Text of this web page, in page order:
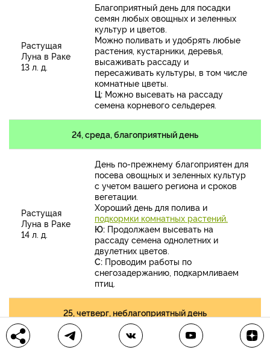
Растущая
Луна в Раке
13 л. д.
Благоприятный день для посадки
семян любых овощных и зеленных
культур и цветов.
Можно поливать и удобрять любые
растения, кустарники, деревья,
высаживать рассаду и
пересаживать культуры, в том числе
комнатные цветы.
Ц: Можно высевать на рассаду
семена корневого сельдерея.
24, среда, благоприятный день
Растущая
Луна в Раке
14 л. д.
День по-прежнему благоприятен для
посева овощных и зеленных культур
с учетом вашего региона и сроков
вегетации.
Хороший день для полива и
подкормки комнатных растений.
Ю: Продолжаем высевать на
рассаду семена однолетних и
двулетних цветов.
С: Проводим работы по
снегозадержанию, подкармливаем
птиц.
25, четверг, неблагоприятный день
Сеять и высаживать овощные